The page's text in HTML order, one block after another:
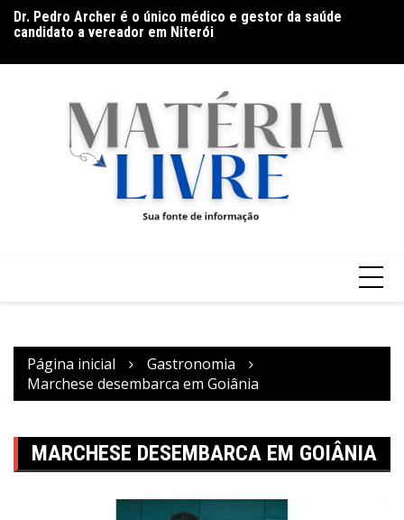
para
conteúdo
Dr. Pedro Archer é o único médico e gestor da saúde
candidato a vereador em Niterói
Página inicial
Gastronomia
Marchese desembarca em Goiânia
MARCHESE DESEMBARCA EM GOIÂNIA